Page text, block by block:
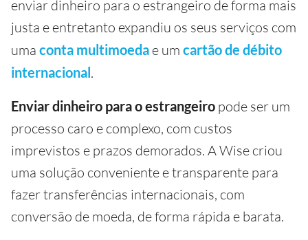
enviar dinheiro para o estrangeiro de forma mais
justa e entretanto expandiu os seus serviços com
uma conta multimoeda e um cartão de débito
internacional.
Enviar dinheiro para o estrangeiro pode ser um
processo caro e complexo, com custos
imprevistos e prazos demorados. A Wise criou
uma solução conveniente e transparente para
fazer transferências internacionais, com
conversão de moeda, de forma rápida e barata.